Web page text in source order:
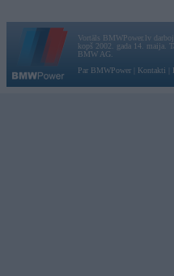
Vortāls BMWPower.lv
kopš 2002. gada 14. maija.
BMW AG.
Par BMWPower
Kontakti